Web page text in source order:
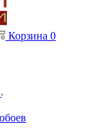
Корзина 0